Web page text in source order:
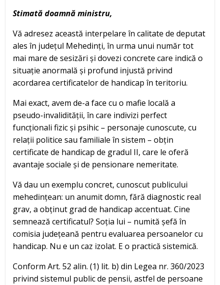
Stimată doamnă ministru,
Vă adresez această interpelare în calitate de deputat
ales în județul Mehedinți, în urma unui număr tot
mai mare de sesizări și dovezi concrete care indică o
situație anormală și profund injustă privind
acordarea certificatelor de handicap în teritoriu.
Mai exact, avem de-a face cu o mafie locală a
pseudo-invalidității, în care indivizi perfect
funcționali fizic și psihic – personaje cunoscute, cu
relații politice sau familiale în sistem – obțin
certificate de handicap de gradul II, care le oferă
avantaje sociale și de pensionare nemeritate.
Vă dau un exemplu concret, cunoscut publicului
mehedințean: un anumit domn, fără diagnostic real
grav, a obținut grad de handicap accentuat. Cine
semnează certificatul? Soția lui – numită șefă în
comisia județeană pentru evaluarea persoanelor cu
handicap. Nu e un caz izolat. E o practică sistemică.
Conform Art. 52 alin. (1) lit. b) din Legea nr. 360/2023
privind sistemul public de pensii, astfel de persoane